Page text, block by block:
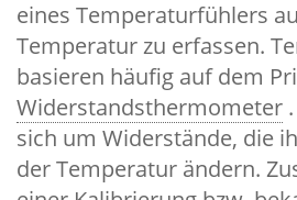
eines Temperaturfühlers
Temperatur zu erfassen.
basieren häufig auf dem
Widerstandsthermometer
sich um Widerstände, die
der Temperatur ändern.